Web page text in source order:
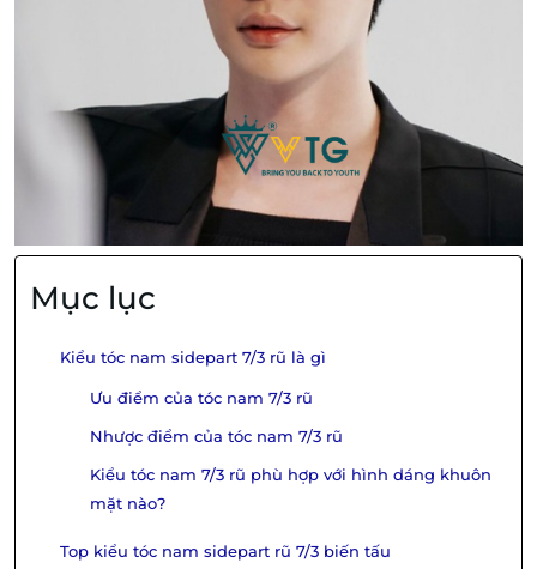
Mục lục
Kiểu tóc nam sidepart 7/3 rũ là gì
Ưu điểm của tóc nam 7/3 rũ
Nhược điểm của tóc nam 7/3 rũ
Kiểu tóc nam 7/3 rũ phù hợp với hình dáng khuôn
mặt nào?
Top kiểu tóc nam sidepart rũ 7/3 biến tấu